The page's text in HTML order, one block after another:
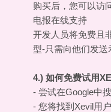
购买后，您可以访
电报在线支持
开发人员将免费且
型-只需向他们发送
4.) 如何免费试用
- 尝试在Google中
- 您将找到Xevil用